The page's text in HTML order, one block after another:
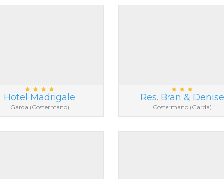
Hotel Madrigale
Garda (Costermano)
Res. Bran & Denise
Costermano (Garda)